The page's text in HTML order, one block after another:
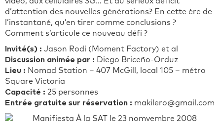
d’attention des nouvelles générations? En cette ère de
l’instantané, qu’en tirer comme conclusions ?
Comment s’articule ce nouveau défi ?
Invité(s) : Jason Rodi (Moment Factory) et al
Discussion animée par : Diego Briceño-Orduz
Lieu : Nomad Station – 407 McGill, local 105 – métro
Square Victoria
Capacité : 25 personnes
Entrée gratuite sur réservation : makilero@gmail.com